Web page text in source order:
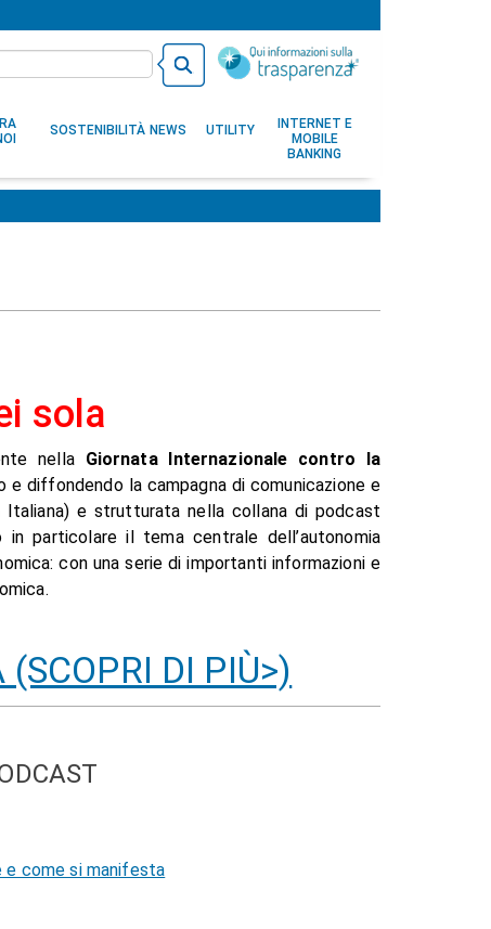
SOSTENIBILITÀ NEWS UTILITY
INTERNET E
MOBILE
BANKING
sola
nella Giornata Internazionale contro la
e diffondendo la campagna di comunicazione e
Italiana) e strutturata nella collana di podcast
in particolare il tema centrale dell’autonomia
con una serie di importanti informazioni e
DI PIÙ>)
e come si manifesta